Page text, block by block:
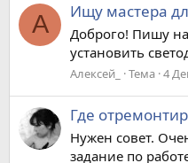
А Ищу мастера
Доброго! Пишу
установить
Алексей_ Тема 4
Где
Нужен совет.
задание по